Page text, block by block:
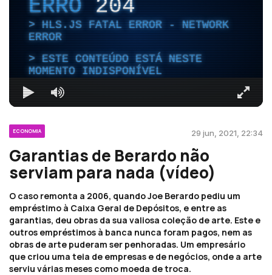
ERRO204
HLS.JS FATAL ERROR - NETWORK
ERROR
ESTE CONTEÚDO ESTÁ NESTE
MOMENTO INDISPONÍVEL
ECONOMIA 29 jun, 2021, 22:34
Garantias de Berardo não
serviam para nada (vídeo)
O caso remonta a 2006, quando Joe Berardo pediu um
empréstimo à Caixa Geral de Depósitos, e entre as
garantias, deu obras da sua valiosa coleção de arte. Este e
outros empréstimos à banca nunca foram pagos, nem as
obras de arte puderam ser penhoradas. Um empresário
que criou uma teia de empresas e de negócios, onde a arte
serviu várias meses como moeda de troca.